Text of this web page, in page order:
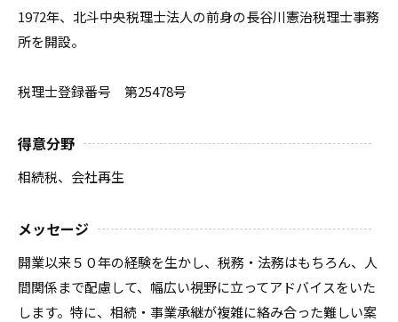
1972年、北斗中央税理士法人の前身の長谷川憲治税理士事務
所を開設。
税理士登録番号 第25478号
得意分野
相続税、会社再生
メッセージ
開業以来５０年の経験を生かし、税務・法務はもちろん、人
間関係まで配慮して、幅広い視野に立ってアドバイスをいた
します。特に、相続・事業承継が複雑に絡み合った難しい案